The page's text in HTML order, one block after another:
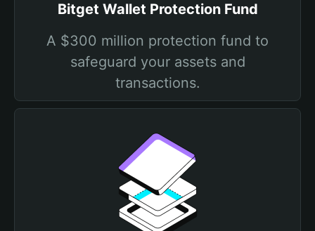
Bitget Wallet Protection Fund
A $300 million protection fund to
safeguard your assets and
transactions.